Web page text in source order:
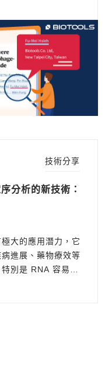
由圖爾思雲平台（單
調整單細胞分...
分析的新技術：
大的應用潛力，它
進展、藥物療效等
別是 RNA 容易降
技術分享